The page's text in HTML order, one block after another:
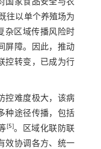
国家食品安全与农
往以单个养殖场为
杂区域传播风险时
屏障。因此，推动
控转变，已成为行
控难度极大，该病
种途径传播，包括
[5]。区域化联防联
效协调各方、统一